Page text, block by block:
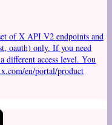
of X API V2 endpoints and
oauth) only. If you need
different access level. You
en/portal/product